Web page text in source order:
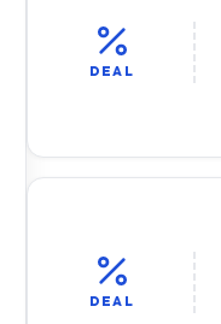
DEAL
DEAL